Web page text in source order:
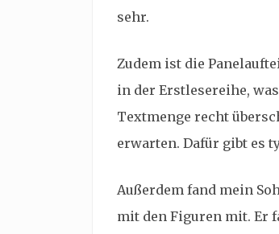
sehr.
Zudem ist die
in der Erstlesereihe,
Textmenge recht
erwarten. Dafür gibt es
Außerdem fand mein
mit den Figuren mit. Er